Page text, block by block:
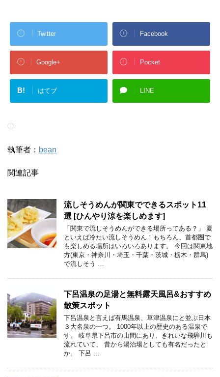
Twitter Facebook
Google+ Pocket
B! はてブ LINE
-
執筆者： bean
関連記事
流しそうめんが関東でできるスポット11
選 [ひんやり涼を楽しめます]
「関東で流しそうめんができる場所ってある？」 夏
といえば冷たい流しそうめん！もちろん、首都圏で
も楽しめる場所はいろいろあります。 今回は関東地
方(東京・神奈川・埼玉・千葉・茨城・栃木・群馬)
で流しそう …
下呂温泉の足湯と無料露天風呂&おすすめ
散策スポット
下呂温泉と言えば有馬温泉、草津温泉にと並ぶ日本
３大名泉の一つ。 1000年以上の歴史のある温泉で
す。 岐阜県下呂市の山間にあり、きれいな飛騨川も
流れていて、 昔から湯治場としても有名だったと
か。 下呂 …